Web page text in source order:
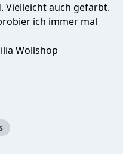
Vielleicht auch gefärbt.
ich immer mal
Wollshop